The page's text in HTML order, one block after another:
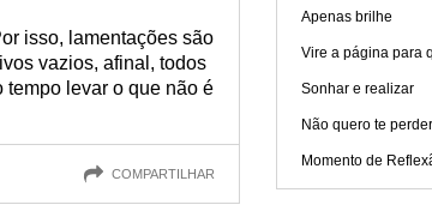
isso, lamentações são
vazios, afinal, todos
tempo levar o que não é
COMPARTILHAR
Apenas brilhe
Vire a página para
Sonhar e realizar
Não quero te perder
Momento de